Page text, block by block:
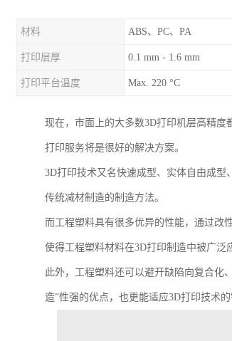
材料 ABS、PC、PA
打印层厚 0.1 mm - 1.6 mm
打印平台温度 Max. 220 °C
现在，市面上的大多数3D打印机层高精
打印服务将是很好的解决方案。
3D打印技术又名快速成型、实体自由成
传统减材制造的制造方法。
而工程塑料具有很多优异的性能，通过改
使得工程塑料材料在3D打印制造中被广泛
此外，工程塑料还可以避开缺陷向复合化
造”性强的优点，也更能适应3D打印技术的